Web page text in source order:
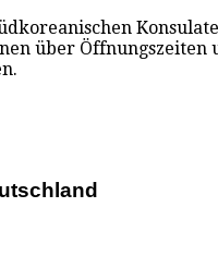
über Öffnungszeiten